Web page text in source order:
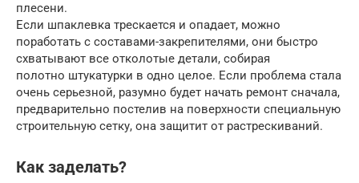
плесени.
Если шпаклевка трескается и опадает, можно
поработать с составами-закрепителями, они быстро
схватывают все отколотые детали, собирая
полотно штукатурки в одно целое. Если проблема стала
очень серьезной, разумно будет начать ремонт сначала,
предварительно постелив на поверхности специальную
строительную сетку, она защитит от растрескиваний.
Как заделать?